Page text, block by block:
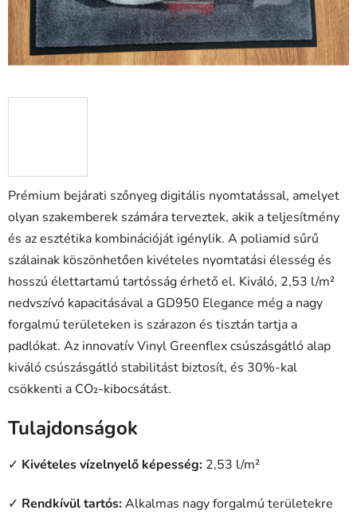
Prémium bejárati szőnyeg digitális nyomtatással, amelyet
olyan szakemberek számára terveztek, akik a teljesítmény
és az esztétika kombinációját igénylik. A poliamid sűrű
szálainak köszönhetően kivételes nyomtatási élesség és
hosszú élettartamú tartósság érhető el. Kiváló, 2,53 l/m²
nedvszívó kapacitásával a GD950 Elegance még a nagy
forgalmú területeken is szárazon és tisztán tartja a
padlókat. Az innovatív Vinyl Greenflex csúszásgátló alap
kiváló csúszásgátló stabilitást biztosít, és 30%-kal
csökkenti a CO₂-kibocsátást.
Tulajdonságok
✓ Kivételes vízelnyelő képesség: 2,53 l/m²
✓ Rendkívül tartós:Alkalmas nagy forgalmú területekre